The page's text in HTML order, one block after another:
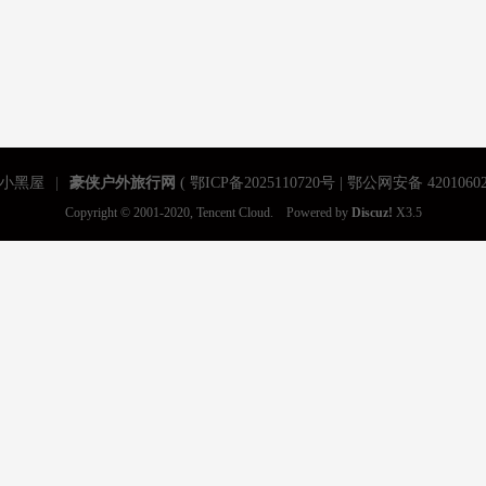
小黑屋 豪侠户外旅行网 ( 鄂ICP备2025110720号 | 鄂公网安备
Copyright © 2001-2020, Tencent Cloud. Powered by Discuz! X3.5